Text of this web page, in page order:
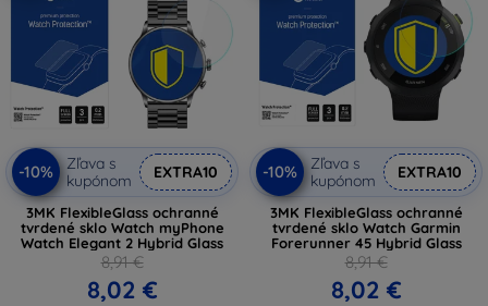
-10%
Zľava s
kupónom
EXTRA10
3MK FlexibleGlass ochranné
tvrdené sklo Watch myPhone
Watch Elegant 2 Hybrid Glass
8,91 €
8,02 €
-10%
Zľava s
kupónom
EXTRA10
3MK FlexibleGlass ochranné
tvrdené sklo Watch Garmin
Forerunner 45 Hybrid Glass
8,91 €
8,02 €